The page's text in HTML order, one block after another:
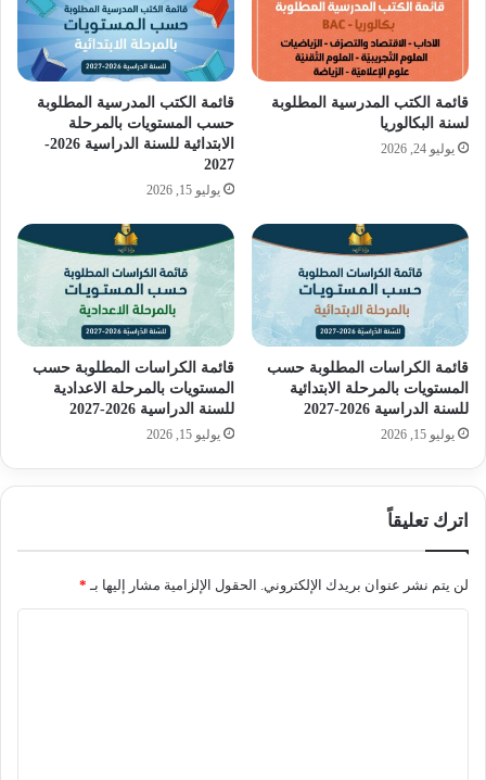
قائمة الكتب المدرسية المطلوبة
لسنة البكالوريا
يوليو 24, 2026
قائمة الكتب المدرسية المطلوبة
حسب المستويات بالمرحلة
الابتدائية للسنة الدراسية 2026-
2027
يوليو 15, 2026
قائمة الكراسات المطلوبة حسب
المستويات بالمرحلة الابتدائية
للسنة الدراسية 2026-2027
يوليو 15, 2026
قائمة الكراسات المطلوبة حسب
المستويات بالمرحلة الاعدادية
للسنة الدراسية 2026-2027
يوليو 15, 2026
اترك تعليقاً
لن يتم نشر عنوان بريدك الإلكتروني. الحقول الإلزامية مشار إليها بـ *